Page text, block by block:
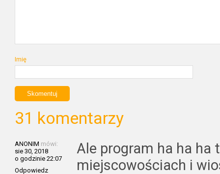
Imię
31 komentarzy
ANONIM mówi:
sie 30, 2018
o godzinie 22:07
Odpowiedz
Ale program ha ha ha
miejscowościach i